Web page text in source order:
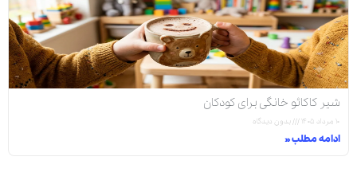
شیر کاکائو خانگی برای کودکان
۱۰ مرداد ۱۴۰۵ بدون دیدگاه
ادامه مطلب »